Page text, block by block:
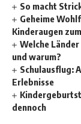
So macht
Geheime
Kinderaugen
Welche
und warum?
Schulausflug:
Erlebnisse
dennoch